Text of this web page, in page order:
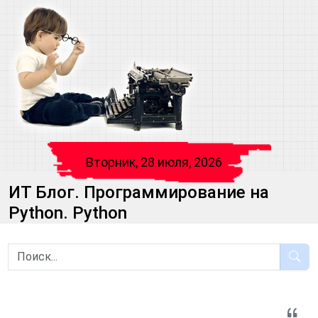
Вторник, 28 июля, 2026
ИТ Блог. Программирование на
Python. Python